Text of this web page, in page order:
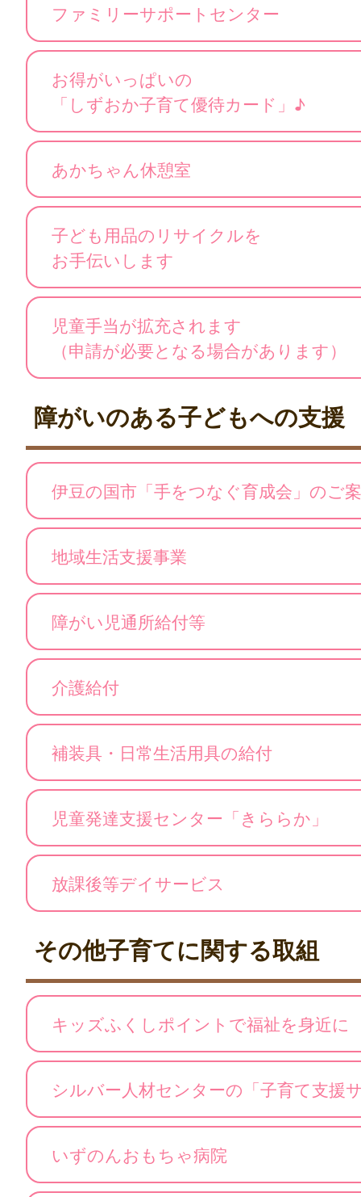
ファミリーサポートセンター
お得がいっぱいの
「しずおか子育て優待カード」♪
あかちゃん休憩室
子ども用品のリサイクルを
お手伝いします
児童手当が拡充されます
（申請が必要となる場合があります）
障がいのある子どもへの支援
伊豆の国市「手をつなぐ育成会」のご
地域生活支援事業
障がい児通所給付等
介護給付
補装具・日常生活用具の給付
児童発達支援センター「きららか」
放課後等デイサービス
その他子育てに関する取組
キッズふくしポイントで福祉を身近に
シルバー人材センターの「子育て支援
いずのんおもちゃ病院